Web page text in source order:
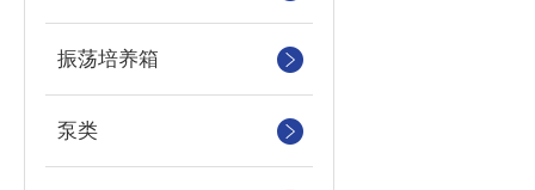
振荡培养箱
泵类